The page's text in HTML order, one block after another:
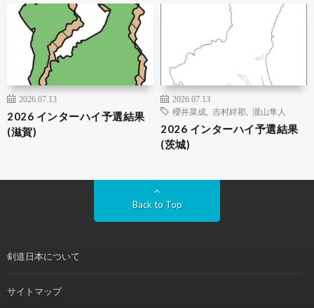
2026.07.13
2026 インターハイ予選結果
(滋賀)
2026.07.13
櫻井菜成
吉村絆那 瀧山隼人
2026 インターハイ予選結果
(茨城)
Back to Top
剣道日本について
サイトマップ